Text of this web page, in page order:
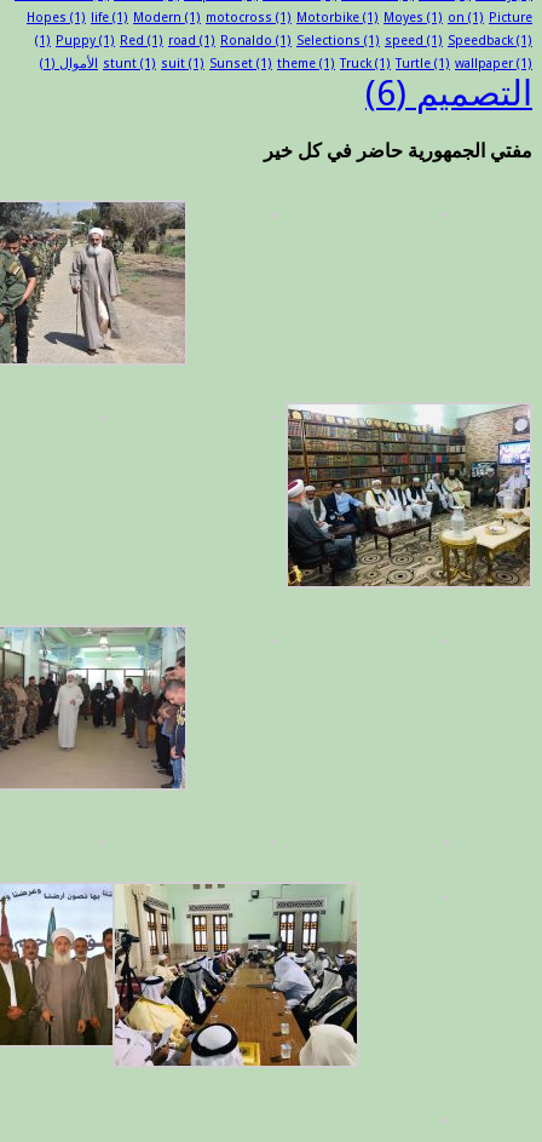
Hopes (1) life (1) Modern (1) motocross (1) Motorbike (1) Moyes (1) on (1) Picture
(1) Puppy (1) Red (1) road (1) Ronaldo (1) Selections (1) speed (1) Speedback(1)
stunt (1) suit (1) Sunset (1) theme (1) Truck(1) Turtle (1) wallpaper (1) الأموال (1)
التصميم (6)
مفتي الجمهورية حاضر في كل خير